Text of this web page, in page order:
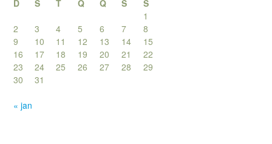
D
S T Q Q S
S
1
2
3 4 5 6 7
8
9
10 11 12 13 14
15
16
17 18 19 20 21
22
23
24 25 26 27 28
29
30
31
« jan